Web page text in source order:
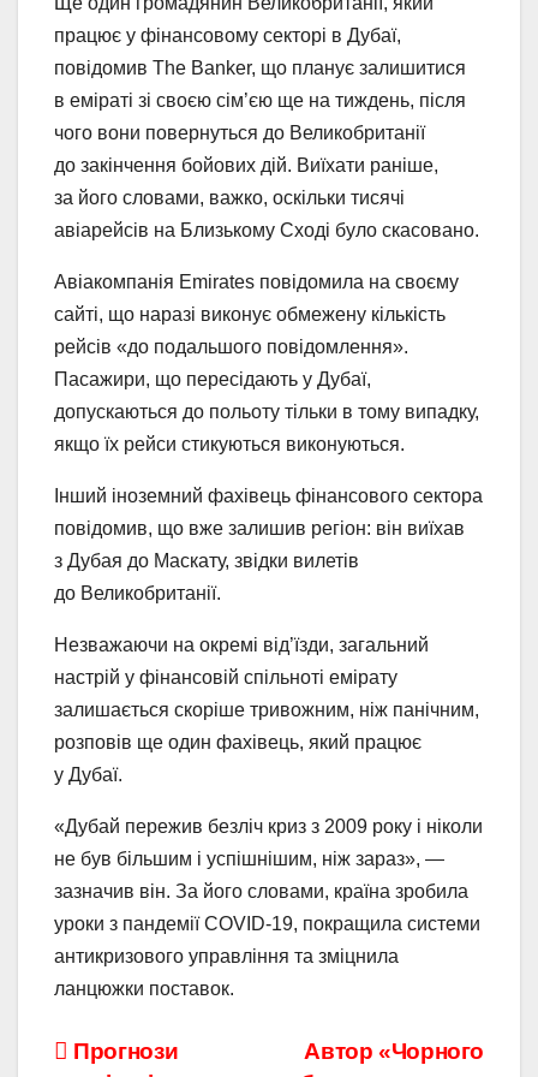
працює у фінансовому секторі в Дубаї,
повідомив The Banker, що планує залишитися
в еміраті зі своєю сім’єю ще на тиждень, після
чого вони повернуться до Великобританії
до закінчення бойових дій. Виїхати раніше,
за його словами, важко, оскільки тисячі
авіарейсів на Близькому Сході було скасовано.
Авіакомпанія Emirates повідомила на своєму
сайті, що наразі виконує обмежену кількість
рейсів «до подальшого повідомлення».
Пасажири, що пересідають у Дубаї,
допускаються до польоту тільки в тому випадку,
якщо їх рейси стикуються виконуються.
Інший іноземний фахівець фінансового сектора
повідомив, що вже залишив регіон: він виїхав
з Дубая до Маскату, звідки вилетів
до Великобританії.
Незважаючи на окремі від’їзди, загальний
настрій у фінансовій спільноті емірату
залишається скоріше тривожним, ніж панічним,
розповів ще один фахівець, який працює
у Дубаї.
«Дубай пережив безліч криз з 2009 року і ніколи
не був більшим і успішнішим, ніж зараз», —
зазначив він. За його словами, країна зробила
уроки з пандемії COVID-19, покращила системи
антикризового управління та зміцнила
ланцюжки поставок.
Навігація
Автор «Чорного
Прогнози